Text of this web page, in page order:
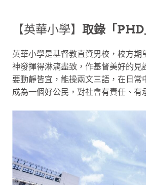
【英華小學】 取錄「
英華小學是基督教直資男校，校方期
神發揮得淋漓盡致，作基督美好的見
要動靜皆宜，能操兩文三語，在日常
成為一個好公民，對社會有責任、有